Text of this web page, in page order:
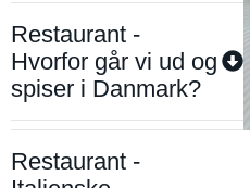
Restaurant -
Hvorfor går vi ud og
spiser i Danmark?
Restaurant -